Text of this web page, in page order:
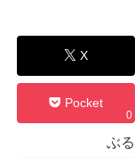
X
Pocket
0
ぶ